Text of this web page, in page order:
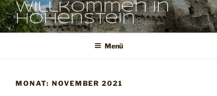
Willkommen in
Hohenstein
Menü
MONAT: NOVEMBER 2021